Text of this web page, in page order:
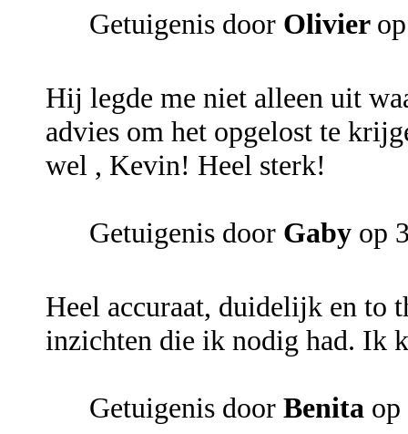
Getuigenis door Olivier
Hij legde me niet alleen uit
advies om het opgelost te
wel , Kevin! Heel sterk!
Getuigenis door Gaby op
Heel accuraat, duidelijk en to
inzichten die ik nodig had. Ik
Getuigenis door Benita op